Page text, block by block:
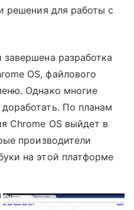
решения для работы с
разработка
OS, файлового
Однако многие
По планам
Chrome OS выйдет в
производители
на этой платформе